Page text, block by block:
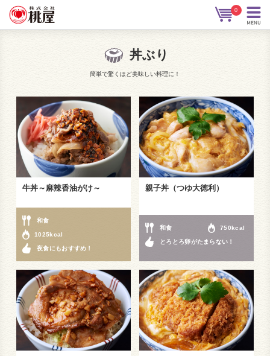
0
丼ぶり
簡単で驚くほど美味しい料理に！
牛丼～麻辣香油がけ～
和食
1025kcal
夜食にもおすすめ！
親子丼（つゆ大徳利）
和食 750kcal
とろとろ卵がたまらない！